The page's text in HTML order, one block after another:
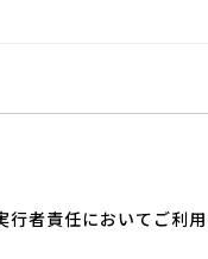
者責任においてご利用